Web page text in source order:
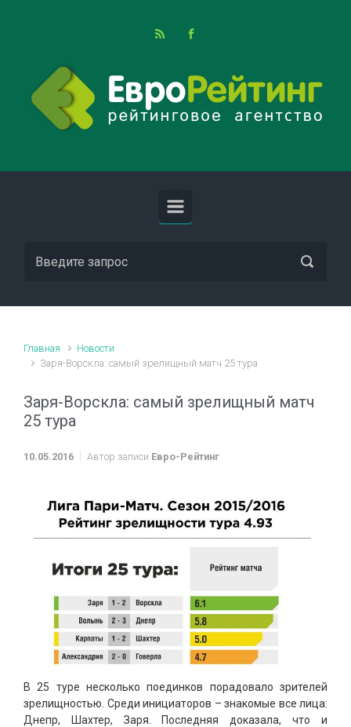
Главная
Новости
Заря-Ворскла: самый зрелищный матч 25 тура
Заря-Ворскла: самый зрелищный матч
25 тура
10.05.2016 Автор записи Евро-Рейтинг
В 25 туре несколько поединков порадовало зрителей
зрелищностью. Среди инициаторов – знакомые все лица:
Днепр, Шахтер, Заря. Последняя доказала, что и